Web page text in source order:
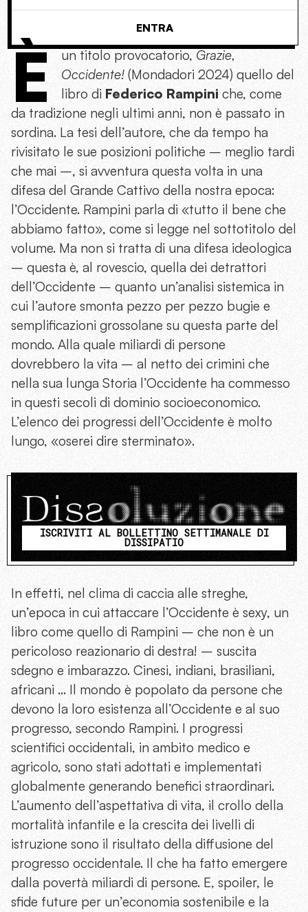
ENTRA
È un titolo provocatorio, Grazie,
Occidente! (Mondadori 2024) quello del
libro di Federico Rampini che, come
da tradizione negli ultimi anni, non è passato in
sordina. La tesi dell’autore, che da tempo ha
rivisitato le sue posizioni politiche – meglio tardi
che mai –, si avventura questa volta in una
difesa del Grande Cattivo della nostra epoca:
l’Occidente. Rampini parla di «tutto il bene che
abbiamo fatto», come si legge nel sottotitolo del
volume. Ma non si tratta di una difesa ideologica
– questa è, al rovescio, quella dei detrattori
dell’Occidente – quanto un’analisi sistemica in
cui l’autore smonta pezzo per pezzo bugie e
semplificazioni grossolane su questa parte del
mondo. Alla quale miliardi di persone
dovrebbero la vita – al netto dei crimini che
nella sua lunga Storia l’Occidente ha commesso
in questi secoli di dominio socioeconomico.
L’elenco dei progressi dell’Occidente è molto
lungo, «oserei dire sterminato».
ISCRIVITI AL BOLLETTINO SETTIMANALE DI
DISSIPATIO
In effetti, nel clima di caccia alle streghe,
un’epoca in cui attaccare l’Occidente è sexy, un
libro come quello di Rampini – che non è un
pericoloso reazionario di destra! – suscita
sdegno e imbarazzo. Cinesi, indiani, brasiliani,
africani … Il mondo è popolato da persone che
devono la loro esistenza all’Occidente e al suo
progresso, secondo Rampini. I progressi
scientifici occidentali, in ambito medico e
agricolo, sono stati adottati e implementati
globalmente generando benefici straordinari.
L’aumento dell’aspettativa di vita, il crollo della
mortalità infantile e la crescita dei livelli di
istruzione sono il risultato della diffusione del
progresso occidentale. Il che ha fatto emergere
dalla povertà miliardi di persone. E, spoiler, le
sfide future per un’economia sostenibile e la